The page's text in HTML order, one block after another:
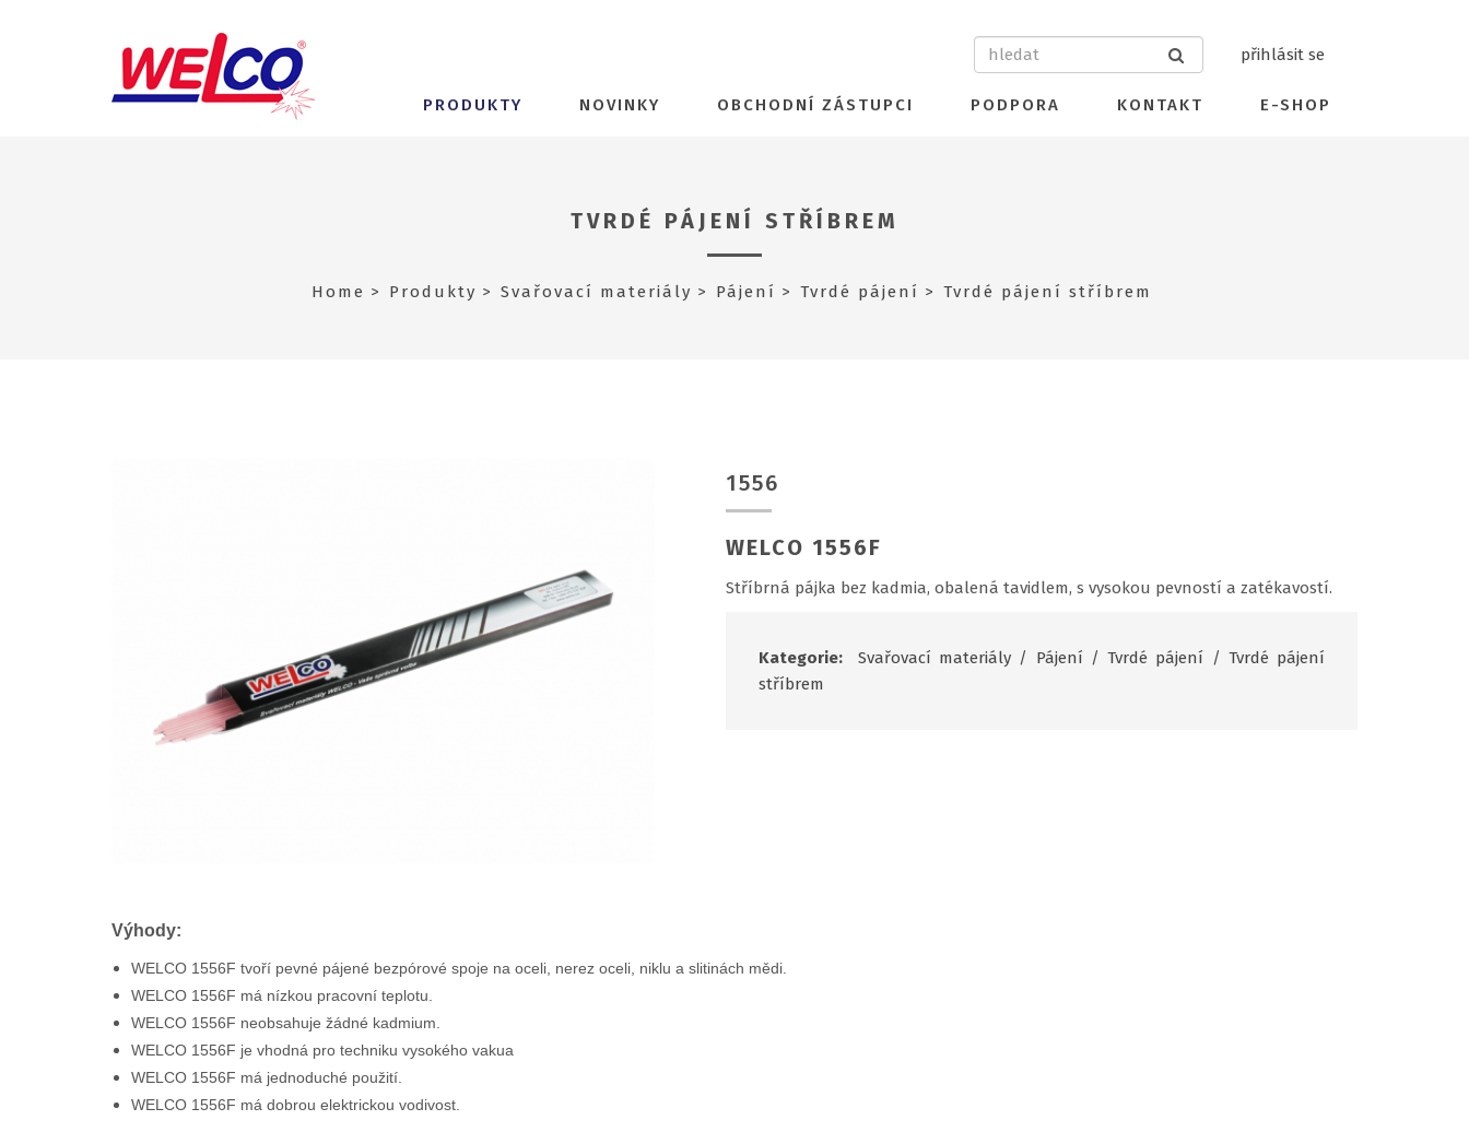
přihlásit se
PRODUKTY NOVINKY OBCHODNÍ ZÁSTUPCI PODPORA KONTAKT E-SHOP
TVRDÉ PÁJENÍ STŘÍBREM
Home Produkty Svařovací materiály Pájení Tvrdé pájení Tvrdé pájení stříbrem
1556
WELCO 1556F
Stříbrná pájka bez kadmia, obalená tavidlem, s vysokou pevností a zatékavostí.
Kategorie: Svařovací materiály / Pájení / Tvrdé pájení / Tvrdé pájení
stříbrem
Výhody:
WELCO 1556F tvoří pevné pájené bezpórové spoje na oceli, nerez oceli, niklu a slitinách mědi.
WELCO 1556F má nízkou pracovní teplotu.
WELCO 1556F neobsahuje žádné kadmium.
WELCO 1556F je vhodná pro techniku vysokého vakua
WELCO 1556F má jednoduché použití.
WELCO 1556F má dobrou elektrickou vodivost.